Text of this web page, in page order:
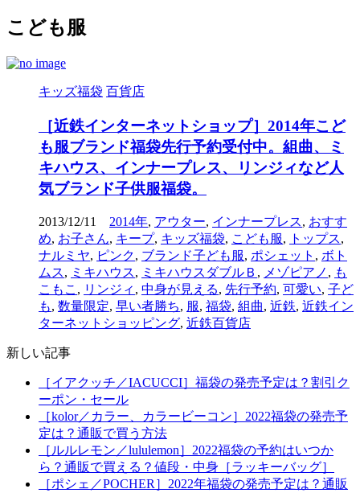
こども服
キッズ福袋 百貨店
［近鉄インターネットショップ］2014年こど
も服ブランド福袋先行予約受付中。組曲、ミ
キハウス、インナープレス、リンジィなど人
気ブランド子供服福袋。
2013/12/11 2014年, アウター, インナープレス, おすす
め, お子さん, キープ, キッズ福袋, こども服, トップス,
ナルミヤ, ピンク, ブランド子ども服, ポシェット , ボト
ムス, ミキハウス, ミキハウスダブルＢ , メゾピアノ , も
こもこ , リンジィ , 中身が見える, 先行予約, 可愛い, 子ど
も, 数量限定, 早い者勝ち, 服, 福袋, 組曲, 近鉄, 近鉄イン
ターネットショッピング, 近鉄百貨店
新しい記事
［イアクッチ／IACUCCI］福袋の発売予定は？割引ク
ーポン・セール
［kolor／カラー、カラービーコン］2022福袋の発売予
定は？通販で買う方法
［ルルレモン／lululemon］2022福袋の予約はいつか
ら？通販で買える？値段・中身［ラッキーバッグ］
［ポシェ／POCHER］2022年福袋の発売予定は？通販